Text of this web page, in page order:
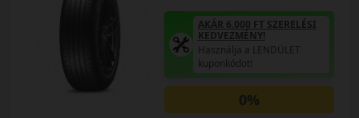
AKÁR 6.000 FT SZERELÉSI
KEDVEZMÉNY!
Használja a LENDÜLET
kuponkódot!
0%